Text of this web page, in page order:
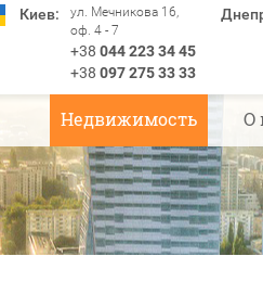
Киев:
ул. Мечникова 16,
оф. 4 - 7
+38 044 223 34 45
+38 097 275 33 33
Недвижимость О